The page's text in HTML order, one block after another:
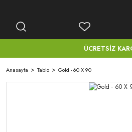
ÜCRETSİZ
Anasayfa Tablo Gold - 60 X 90